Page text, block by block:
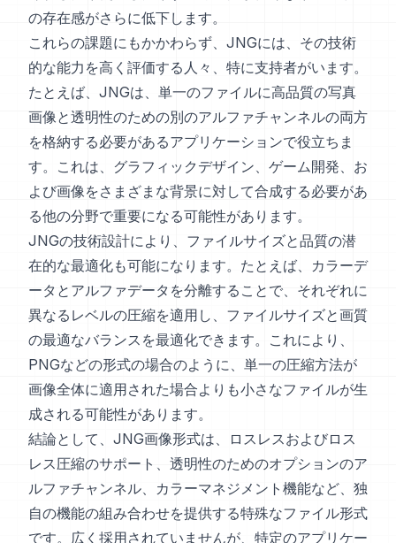
の存在感がさらに低下します。
これらの課題にもかかわらず、JNGには、その技術
的な能力を高く評価する人々、特に支持者がいます。
たとえば、JNGは、単一のファイルに高品質の写真
画像と透明性のための別のアルファチャンネルの両方
を格納する必要があるアプリケーションで役立ちま
す。これは、グラフィックデザイン、ゲーム開発、お
よび画像をさまざまな背景に対して合成する必要があ
る他の分野で重要になる可能性があります。
JNGの技術設計により、ファイルサイズと品質の潜
在的な最適化も可能になります。たとえば、カラーデ
ータとアルファデータを分離することで、それぞれに
異なるレベルの圧縮を適用し、ファイルサイズと画質
の最適なバランスを最適化できます。これにより、
PNGなどの形式の場合のように、単一の圧縮方法が
画像全体に適用された場合よりも小さなファイルが生
成される可能性があります。
結論として、JNG画像形式は、ロスレスおよびロス
レス圧縮のサポート、透明性のためのオプションのア
ルファチャンネル、カラーマネジメント機能など、独
自の機能の組み合わせを提供する特殊なファイル形式
です。広く採用されていませんが、特定のアプリケー